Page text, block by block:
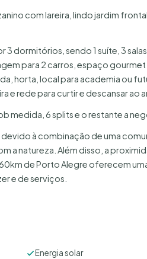
com lareira, lindo jardim
3 dormitórios, sendo 1 suíte, 3
para 2 carros, espaço
horta, local para academia ou
e rede para curtir e descansar ao
medida, 6 splits e o restante a
devido à combinação de uma
a natureza. Além disso, a
de Porto Alegre oferecem
e de serviços.
Energia solar